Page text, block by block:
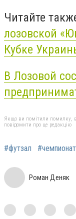
Читайте
лозовской
Кубке
В Лозовой
Якщо ви помітили помилку,
повідомити про це редакцію
#футзал
Роман Деняк